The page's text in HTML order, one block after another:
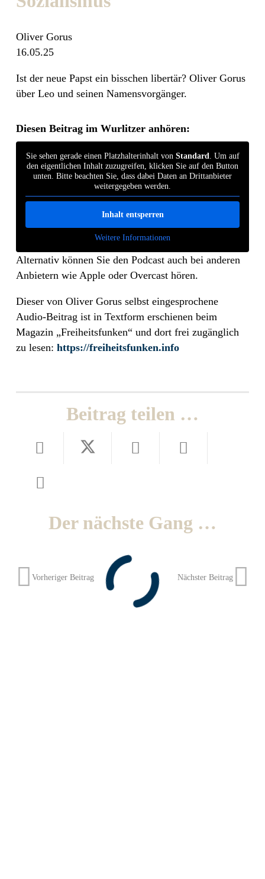
Oliver Gorus
16.05.25
Ist der neue Papst ein bisschen libertär? Oliver Gorus
über Leo und seinen Namensvorgänger.
Diesen Beitrag im Wurlitzer anhören:
Sie sehen gerade einen Platzhalterinhalt von Standard
. Um auf
den eigentlichen Inhalt zuzugreifen, klicken Sie auf den Button
unten. Bitte beachten Sie, dass dabei Daten an Drittanbieter
weitergegeben werden.
Inhalt entsperren
Weitere Informationen
Alternativ können Sie den Podcast auch bei anderen
Anbietern wie Apple oder Overcast hören.
Dieser von Oliver Gorus selbst eingesprochene
Audio-Beitrag ist in Textform erschienen beim
Magazin „Freiheitsfunken“ und dort frei zugänglich
zu lesen: https://freiheitsfunken.info
Beitrag teilen …
Der nächste Gang …
Vorheriger Beitrag Nächster Beitrag